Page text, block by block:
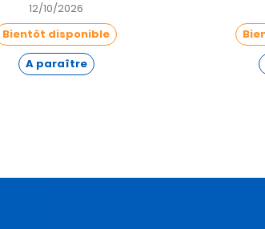
12/10/2026
Bientôt disponible
A paraître